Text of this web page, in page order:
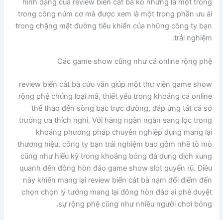
hình dạng của review biển cát bà ko những là một trong
trong công núm cơ mà được xem là một trong phần ưu ái
trong chặng mặt đường tiêu khiển của những công ty bạn
trải nghiệm.
Các game show cũng như cá online rộng phệ
review biển cát bà cứu vãn giúp một thư viện game show
rộng phệ chủng loại mã, thiết yếu trong khoảng cá online
thể thao đến sòng bạc trực đường, đáp ứng tất cả sở
trường ưa thích nghi. Với hàng ngàn ngàn sang lọc trong
khoảng phương pháp chuyên nghiệp dụng mang lại
thương hiệu, công ty bạn trải nghiệm bao gồm nhẽ tò mò
cũng như hiếu kỳ trong khoảng bóng đá dung dịch xung
quanh đến đông hòn đảo game show slot quyến rũ. Điều
này khiến mang lại review biển cát bà nạm đổi điểm đến
chọn chọn lý tưởng mang lại đông hòn đảo ai phê duyệt
sự rộng phệ cũng như nhiều người chơi bỏng.